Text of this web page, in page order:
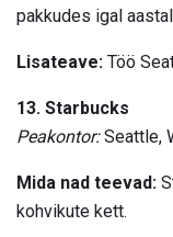
pakkudes igal
Lisateave: Töö
13. Starbucks
Peakontor:Seattle,
Mida nad teevad:
kohvikute kett.